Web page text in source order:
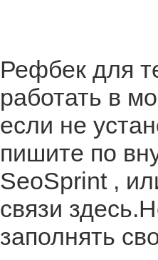
Рефбек для
работать в
если не
пишите по
SeoSprint ,
связи
заполнять